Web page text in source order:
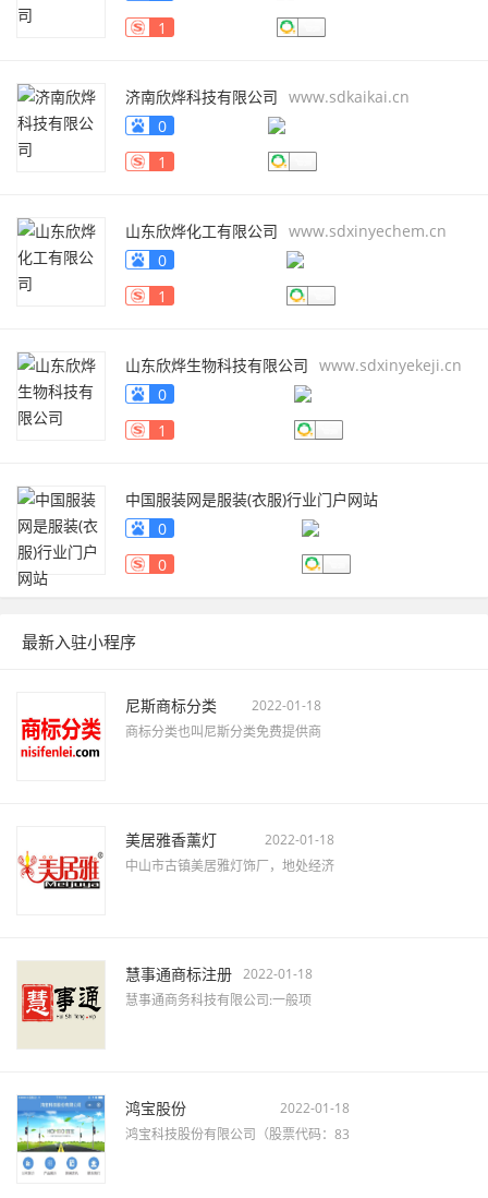
1
济南欣烨科技有限公司 www.sdkaikai.cn
0
1
山东欣烨化工有限公司 www.sdxinyechem.cn
0
1
山东欣烨生物科技有限公司 www.sdxinyekeji.cn
0
1
中国服装网是服装(衣服)行业门户网站
fuzhuang.qiyeku.cn
0
0
最新入驻小程序
尼斯商标分类
2022-01-18
商标分类也叫尼斯分类免费提供商
美居雅香薰灯
2022-01-18
中山市古镇美居雅灯饰厂，地处经济
慧事通商标注册 2022-01-18
慧事通商务科技有限公司:一般项
鸿宝股份
2022-01-18
鸿宝科技股份有限公司（股票代码：83